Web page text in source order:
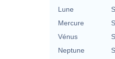
Lune
Mercure
Vénus
Neptune